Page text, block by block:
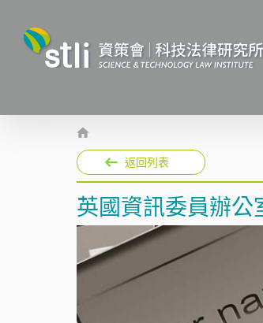
返回列表
英國資訊委員辦公